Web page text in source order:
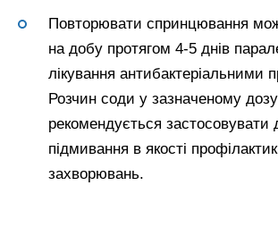
Повторювати спринцювання
на добу протягом 4-5 днів
лікування антибактеріальними
Розчин соди у зазначеному
рекомендується
підмивання в якості
захворювань.